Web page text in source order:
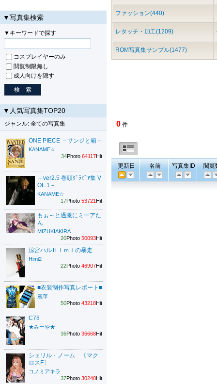
▼写真集検索
▼キーワードで探す
コスプレイヤーのみ
閲覧制限無し
成人向けを隠す
▼人気写真集TOP20
ジャンル: 全ての写真集
ONE PIECE －サンジと箱－
KANAME☆
34Photo 64117Hit
－ver2.5 巻頭ｸﾞﾗﾋﾞｱ集 V
OL.1－
KANAME☆
17Photo 53721Hit
もぉ～と過激にミーアた
ん
MIZUKIAKIRA
20Photo 50093Hit
涼宮ハルＨｉｍｉの暴走
Himi2
22Photo 46907Hit
■衣装制作写真レポート■
麗華
50Photo 43218Hit
C78
★みーや★
36Photo 36668Hit
シェリル・ノーム 〔マク
ロスF〕
コノミアキラ
37Photo 30240Hit
ファッション(440)
レタッチ・加工(1209)
ROM写真集サンプル(1477)
0 件
更新日 名前 写真集ID 閲覧